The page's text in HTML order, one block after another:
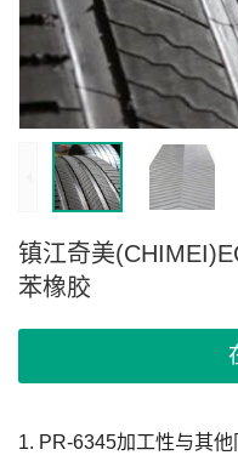
镇江奇美
苯橡胶
1. PR-6345加工性与其